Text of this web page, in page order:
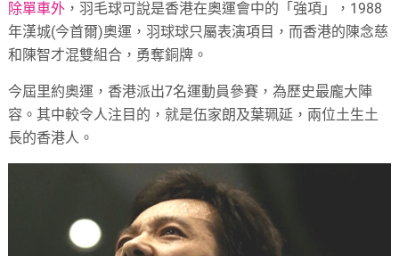
除單車外 ，羽毛球可說是香港在奧運會中的「強項」，1988
年漢城(今首爾)奧運，羽球球只屬表演項目，而香港的陳念慈
和陳智才混雙組合，勇奪銅牌。
今屆里約奧運，香港派出7名運動員參賽，為歷史最龐大陣
容。其中較令人注目的，就是伍家朗及葉珮延，兩位土生土
長的香港人。